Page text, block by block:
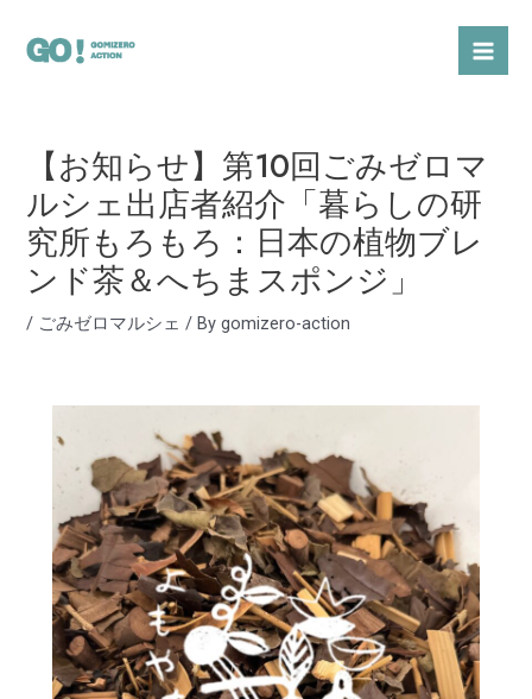
【お知らせ】第10回ごみゼロマ
ルシェ出店者紹介「暮らしの研
究所もろもろ：日本の植物ブレ
ンド茶＆へちまスポンジ」
/ ごみゼロマルシェ / Bygomizero-action
navigation